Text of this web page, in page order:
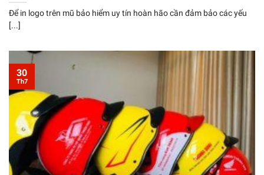
Để in logo trên mũ bảo hiểm uy tín hoàn hão cần đảm bảo các yếu
[...]
30
Th7